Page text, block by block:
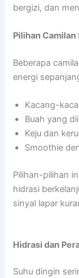
bergizi, dan
Pilihan Camilan
Beberapa
energi
Kacang-
Buah yang
Keju dan
Smoothie
Pilihan-pilihan
hidrasi
sinyal lapar
Hidrasi dan
Suhu dingin